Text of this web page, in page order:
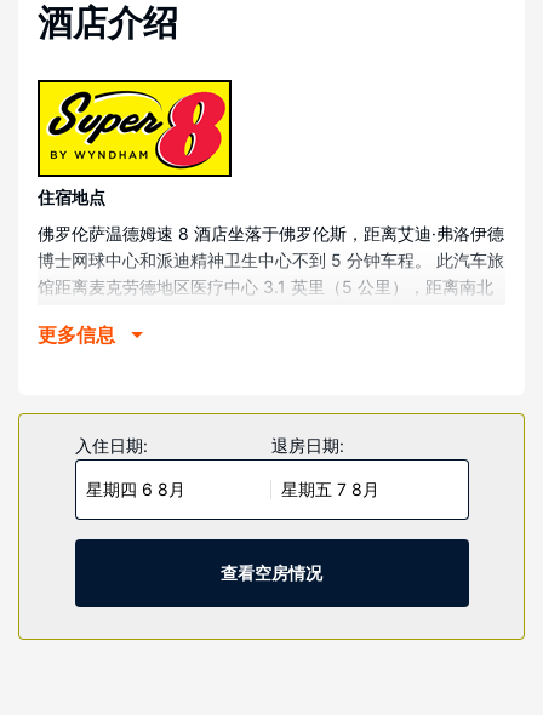
酒店介绍
住宿地点
佛罗伦萨温德姆速 8 酒店坐落于佛罗伦斯，距离艾迪·弗洛伊德
博士网球中心和派迪精神卫生中心不到 5 分钟车程。 此汽车旅
馆距离麦克劳德地区医疗中心 3.1 英里（5 公里），距离南北
客房
适。带有有线频道的平板电视可满足您的娱乐需求；同时提供
免费无线网络，方便您与朋友保持联系。配备淋浴/盆浴组合的
私人浴室提供免费洗浴用品和吹风机。便利设施包括茶具/咖啡
用具，以及带有免费市内通话的电话。
不妨享受季节性开放的室外游泳池等度假设施，或者试试免费
更多信息
入住日期:
星期四 6 8月
退房日期:
星期五 7 8月
查看空房情况